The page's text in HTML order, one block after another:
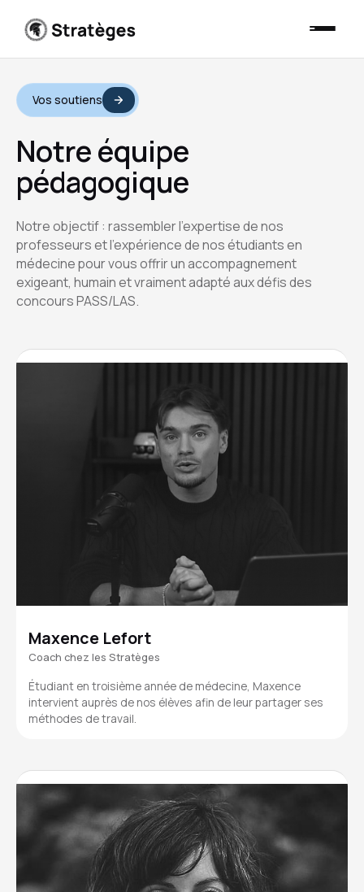
Vos soutiens
Notre équipe
pédagogique
Notre objectif : rassembler l’expertise de nos
professeurs et l’expérience de nos étudiants en
médecine pour vous offrir un accompagnement
exigeant, humain et vraiment adapté aux défis des
concours PASS/LAS.
Maxence Lefort
Coach chez les Stratèges
Étudiant en troisième année de médecine, Maxence
intervient auprès de nos élèves afin de leur partager ses
méthodes de travail.